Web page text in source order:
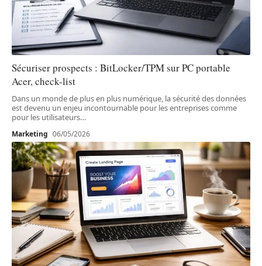
Sécuriser prospects : BitLocker/TPM sur PC portable
Acer, check-list
Dans un monde de plus en plus numérique, la sécurité des données
est devenu un enjeu incontournable pour les entreprises comme
pour les utilisateurs…
Marketing 06/05/2026